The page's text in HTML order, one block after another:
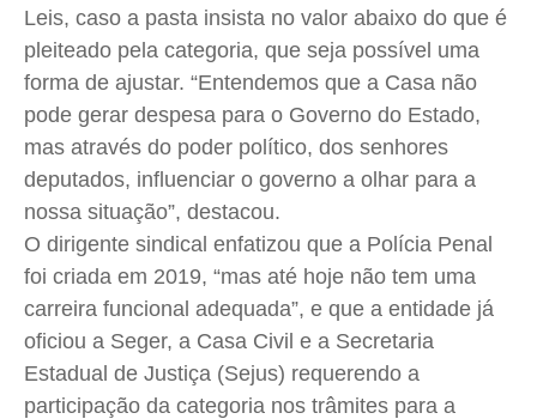
Leis, caso a pasta insista no valor abaixo do que é
pleiteado pela categoria, que seja possível uma
forma de ajustar. “Entendemos que a Casa não
pode gerar despesa para o Governo do Estado,
mas através do poder político, dos senhores
deputados, influenciar o governo a olhar para a
nossa situação”, destacou.
O dirigente sindical enfatizou que a Polícia Penal
foi criada em 2019, “mas até hoje não tem uma
carreira funcional adequada”, e que a entidade já
oficiou a Seger, a Casa Civil e a Secretaria
Estadual de Justiça (Sejus) requerendo a
participação da categoria nos trâmites para a